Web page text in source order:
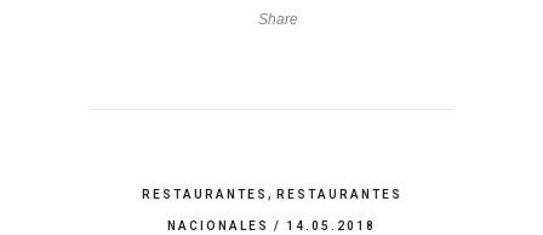
Share
RESTAURANTES , RESTAURANTES
NACIONALES / 14.05.2018